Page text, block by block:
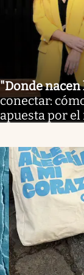
"Donde
conectar:
apuesta por